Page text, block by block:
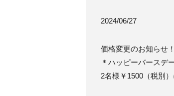
2024/06/27
価格変更のお知らせ！
＊ハッピーバースデ
2名様￥1500（税別）